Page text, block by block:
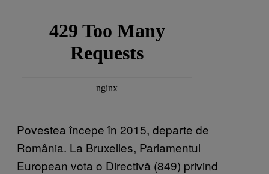
Povestea începe în 2015, departe de
România. La Bruxelles, Parlamentul
European vota o Directivă (849) privind